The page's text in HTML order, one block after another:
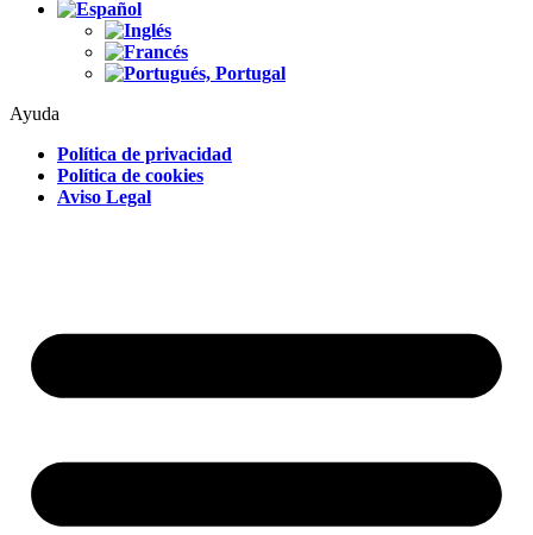
Ayuda
Política de privacidad
Política de cookies
Aviso Legal